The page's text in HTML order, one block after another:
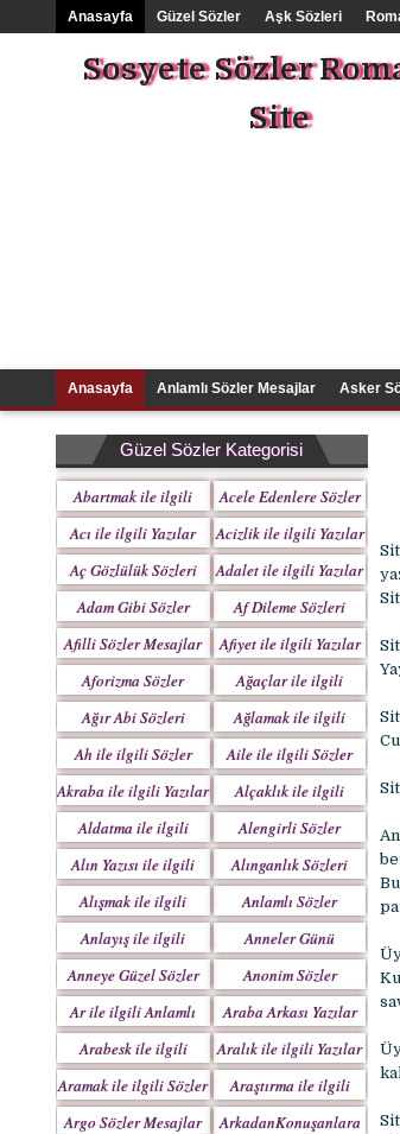
Anasayfa Güzel Sözler Aşk Sözleri
Sosyete Sözler
Site
Anasayfa Anlamlı Sözler Mesajlar Asker
Güzel Sözler Kategorisi
Abartmak ile ilgili
Yazılar
Acele Edenlere Sözler
Acı ile ilgili Yazılar
Acizlik ile ilgili Yazılar
Aç Gözlülük Sözleri
Adalet ile ilgili Yazılar
Adam Gibi Sözler
Mesajlar
Af Dileme Sözleri
Mesajları
Afilli Sözler Mesajlar
Afiyet ile ilgili Yazılar
Aforizma Sözler
Mesajlar
Ağaçlar ile ilgili
Yazılar
Ağır Abi Sözleri
Mesajları
Ağlamak ile ilgili
Yazılar
Ah ile ilgili Sözler
Aile ile ilgili Sözler
Akraba ile ilgili Yazılar
Alçaklık ile ilgili
Yazılar
Aldatma ile ilgili
Yazıları
Alengirli Sözler
Mesajlar
Alın Yazısı ile ilgili
Sözler
Alınganlık Sözleri
Alışmak ile ilgili
Yazılar
Anlamlı Sözler
Mesajlar
Anlayış ile ilgili
Yazılar
Anneler Günü
Mesajları
Anneye Güzel Sözler
Anonim Sözler
Ar ile ilgili Anlamlı
Sözler
Araba Arkası Yazılar
Arabesk ile ilgili
Yazılar
Aralık ile ilgili Yazılar
Aramak ile ilgili Sözler
Araştırma ile ilgili
Sözler
Argo Sözler Mesajlar
ArkadanKonuşanlara